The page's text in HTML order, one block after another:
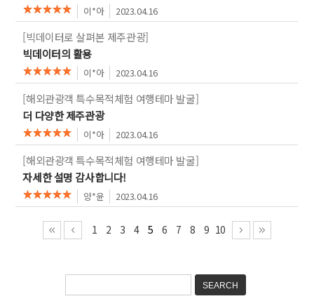
이*아 2023.04.16
[빅데이터로 살펴본 제주관광]
빅데이터의 활용
이*아 2023.04.16
[해외관광객 특수목적체험 여행테마 발굴]
더 다양한 제주관광
이*아 2023.04.16
[해외관광객 특수목적체험 여행테마 발굴]
자세한 설명 감사합니다!
양*윤 2023.04.16
1 2 3 4 5 6 7 8 9 10